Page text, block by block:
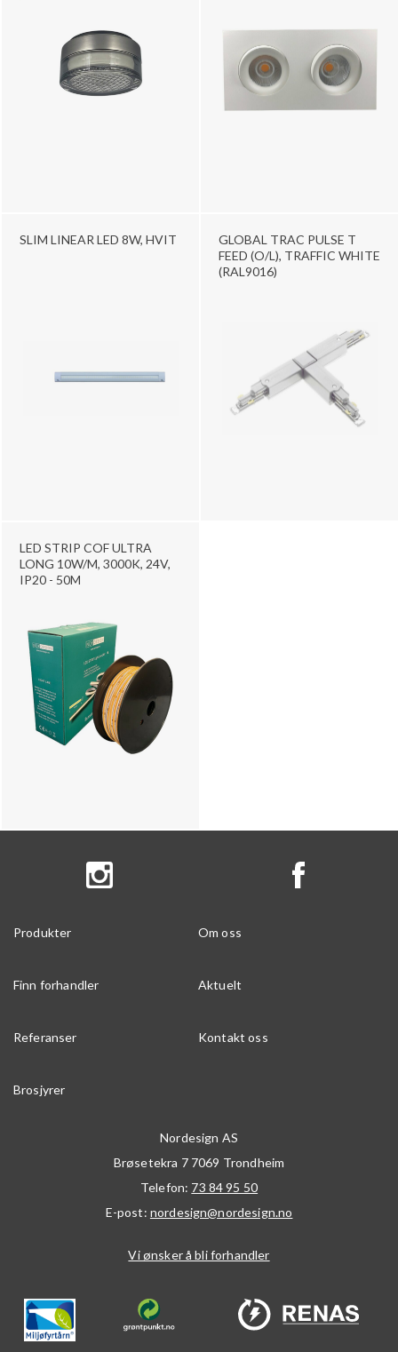
SLIM LINEAR LED 8W, HVIT
GLOBAL TRAC PULSE T
FEED (O/L), TRAFFIC WHITE
(RAL9016)
LED STRIP COF ULTRA
LONG 10W/M, 3000K, 24V,
IP20 - 50M
Produkter Om oss
Finn forhandler Aktuelt
Referanser Kontakt oss
Brosjyrer
Nordesign AS
Brøsetekra 7 7069 Trondheim
Telefon: 73 84 95 50
E-post: nordesign@nordesign.no
Vi ønsker å bli forhandler